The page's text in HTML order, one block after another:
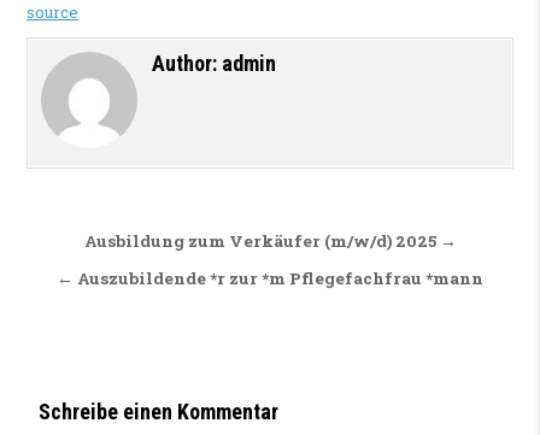
source
Author: admin
Beitragsnavigation
Ausbildung zum Verkäufer (m/w/d) 2025 →
← Auszubildende *r zur *m Pflegefachfrau *mann
Schreibe einen Kommentar